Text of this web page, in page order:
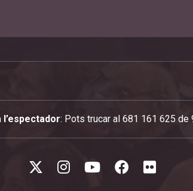
l’espectador: Pots trucar al 681 161 625 de